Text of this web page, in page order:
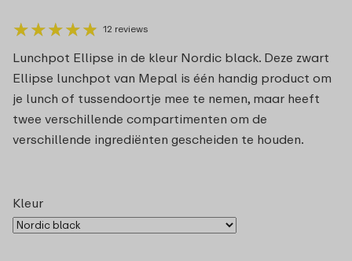
★★★★★
★★★★★ 12 reviews
Lunchpot Ellipse in de kleur Nordic black. Deze zwart
Ellipse lunchpot van Mepal is één handig product om
je lunch of tussendoortje mee te nemen, maar heeft
twee verschillende compartimenten om de
verschillende ingrediënten gescheiden te houden.
Kleur